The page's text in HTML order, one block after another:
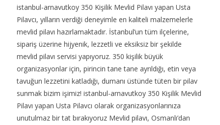
istanbul-arnavutkoy 350 Kişilik Mevlid Pilavı yapan Usta
Pilavcı, yılların verdiği deneyimle en kaliteli malzemelerle
mevlid pilavı hazırlamaktadır. İstanbul’un tüm ilçelerine,
sipariş üzerine hijyenik, lezzetli ve eksiksiz bir şekilde
mevlid pilavı servisi yapıyoruz. 350 kişilik büyük
organizasyonlar için, pirincin tane tane ayrıldığı, etin veya
tavuğun lezzetini katladığı, dumanı üstünde tüten bir pilav
sunmak bizim işimiz! istanbul-arnavutkoy 350 Kişilik Mevlid
Pilavı yapan Usta Pilavcı olarak organizasyonlarınıza
unutulmaz bir tat bırakıyoruz Mevlid pilavı, Osmanlı’dan